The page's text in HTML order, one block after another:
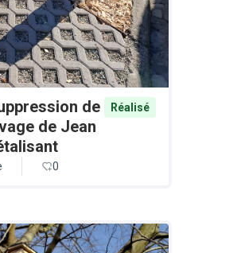
de
de Jean
Réalisé
0